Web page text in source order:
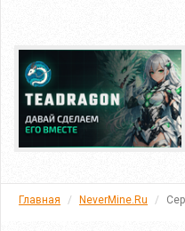
Главная NeverMine.Ru